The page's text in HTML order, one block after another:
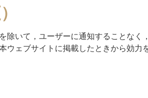
いて，ユーザーに通知することなく
ェブサイトに掲載したときから効力